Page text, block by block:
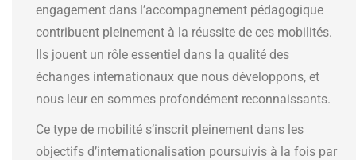
engagement dans l’accompagnement pédagogique
contribuent pleinement à la réussite de ces mobilités.
Ils jouent un rôle essentiel dans la qualité des
échanges internationaux que nous développons, et
nous leur en sommes profondément reconnaissants.
Ce type de mobilité s’inscrit pleinement dans les
objectifs d’internationalisation poursuivis à la fois par